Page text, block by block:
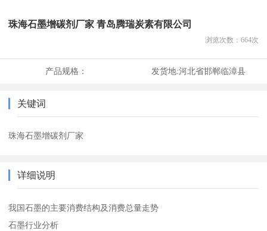
珠海石墨增碳剂厂家 青岛腾瑞炭素有限公司
浏览次数： 664次
产品规格： 发货地:河北省邯郸临漳县
关键词
珠海石墨增碳剂厂家
详细说明
我国石墨的主要消费结构及消费总量走势
石墨行业分析